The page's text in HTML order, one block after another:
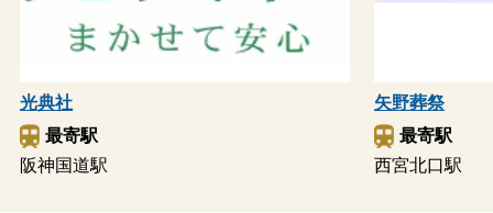
光典社
最寄駅
阪神国道駅
矢野葬祭
最寄駅
西宮北口駅